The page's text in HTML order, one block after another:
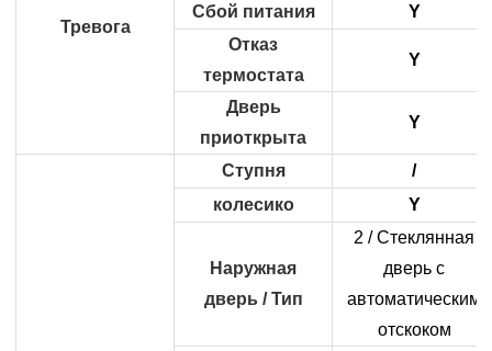
Тревога
Сбой питания
Y
Отказ
термостата
Y
Дверь
приоткрыта
Y
Ступня
/
колесико
Y
Наружная
дверь / Тип
2 / Стеклянная
дверь с
автоматическим
отскоком